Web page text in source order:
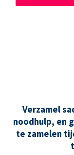
Verzamel
noodhulp, en
te zamelen